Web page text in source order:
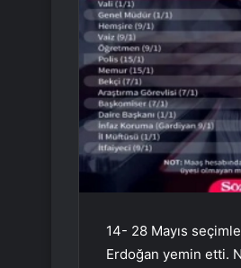
14- 28 Mayıs
Erdoğan yemin etti.